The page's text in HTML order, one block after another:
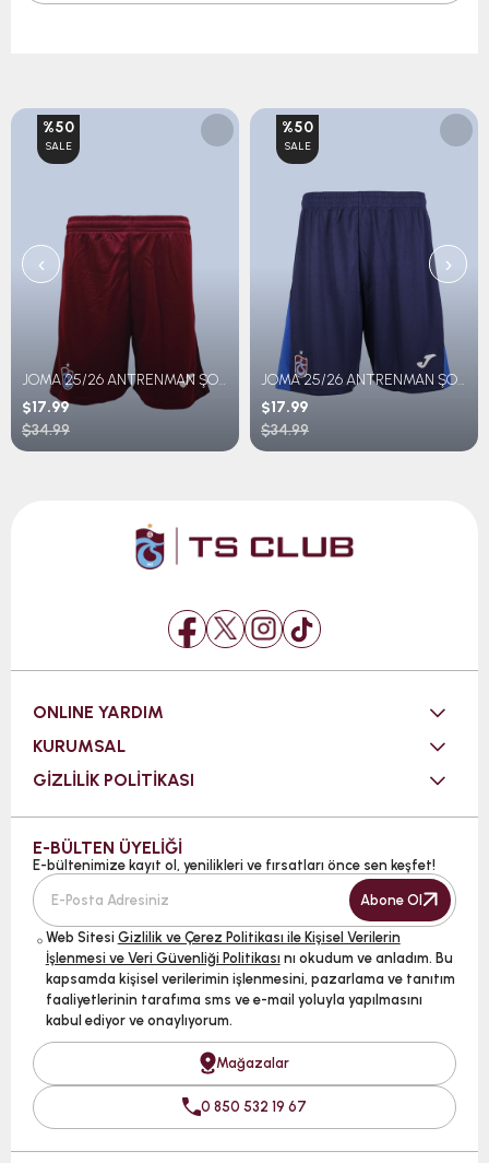
JOMA 25/26 ANTRENMAN ŞORT
$17.99
$34.99
%50
SALE
JOMA 25/26 ANTRENMAN ŞORT
$17.99
$34.99
%50
SALE
‹ ›
ONLINE YARDIM
KURUMSAL
GİZLİLİK POLİTİKASI
E-BÜLTEN ÜYELİĞİ
E-bültenimize kayıt ol, yenilikleri ve fırsatları önce sen keşfet!
Abone Ol
Web Sitesi Gizlilik ve Çerez Politikası ile Kişisel Verilerin
İşlenmesi ve Veri Güvenliği Politikası nı okudum ve anladım. Bu
kapsamda kişisel verilerimin işlenmesini, pazarlama ve tanıtım
faaliyetlerinin tarafıma sms ve e-mail yoluyla yapılmasını
kabul ediyor ve onaylıyorum.
Mağazalar
0 850 532 19 67